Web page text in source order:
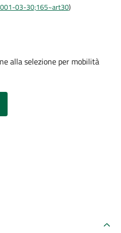
03-30;165~art30)
alla selezione per mobilità